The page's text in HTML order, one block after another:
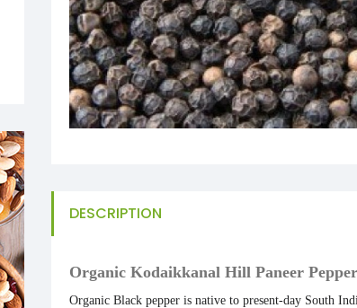
DESCRIPTION
Organic Kodaikkanal Hill Paneer
Organic Black pepper is native to present-day South